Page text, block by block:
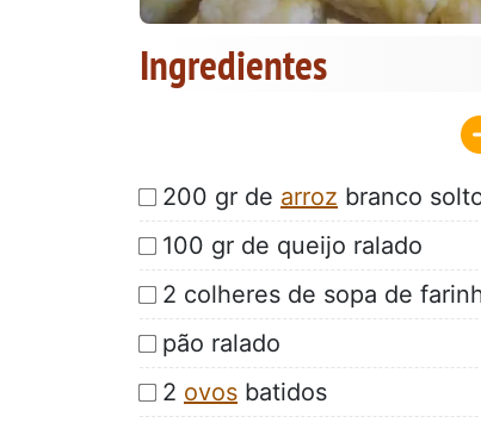
Ingredientes
200 gr de arroz branco
100 gr de queijo ralado
2 colheres de sopa de
pão ralado
2 ovos batidos